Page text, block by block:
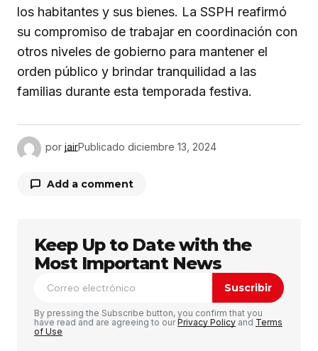
los habitantes y sus bienes. La SSPH reafirmó
su compromiso de trabajar en coordinación con
otros niveles de gobierno para mantener el
orden público y brindar tranquilidad a las
familias durante esta temporada festiva.
por jairPublicado diciembre 13, 2024
Add a comment
Tu dirección de correo electrónico no será
publicada. Los campos obligatorios están
marcados con*
Comentario *
Keep Up to Date with the
Most Important News
Suscribir
By pressing the Subscribe button, you confirm that you
have read and are agreeing to ourPrivacy Policy and Terms
of Use